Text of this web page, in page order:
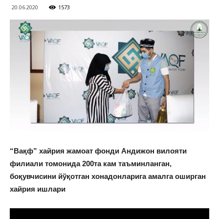
20.06.2020 1573
“Вақф” хайрия жамоат фонди Андижон вилояти
филиали томонида 200та кам таъминланган,
боқувчисини йўқотган хонадонларига амалга оширган
хайрия ишлари